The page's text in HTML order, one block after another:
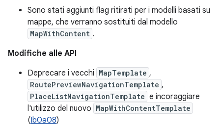
Sono stati aggiunti flag ritirati per i modelli basati su
mappe, che verranno sostituiti dal modello
MapWithContent .
Modifiche alle API
Deprecare i vecchi MapTemplate ,
RoutePreviewNavigationTemplate ,
PlaceListNavigationTemplate e incoraggiare
l'utilizzo del nuovo MapWithContentTemplate
(Ib0a08)